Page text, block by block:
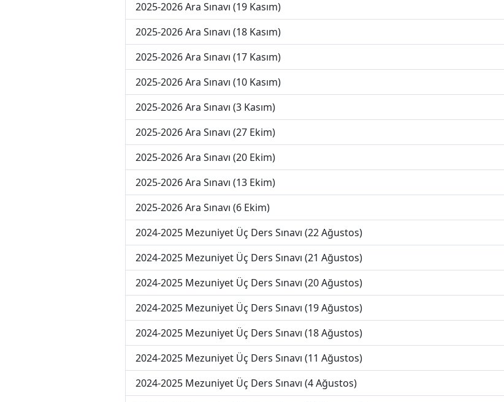
2025-2026 Ara Sınavı (19 Kasım)
2025-2026 Ara Sınavı (18 Kasım)
2025-2026 Ara Sınavı (17 Kasım)
2025-2026 Ara Sınavı (10 Kasım)
2025-2026 Ara Sınavı (3 Kasım)
2025-2026 Ara Sınavı (27 Ekim)
2025-2026 Ara Sınavı (20 Ekim)
2025-2026 Ara Sınavı (13 Ekim)
2025-2026 Ara Sınavı (6 Ekim)
2024-2025 Mezuniyet Üç Ders Sınavı (22 Ağustos)
2024-2025 Mezuniyet Üç Ders Sınavı (21 Ağustos)
2024-2025 Mezuniyet Üç Ders Sınavı (20 Ağustos)
2024-2025 Mezuniyet Üç Ders Sınavı (19 Ağustos)
2024-2025 Mezuniyet Üç Ders Sınavı (18 Ağustos)
2024-2025 Mezuniyet Üç Ders Sınavı (11 Ağustos)
2024-2025 Mezuniyet Üç Ders Sınavı (4 Ağustos)